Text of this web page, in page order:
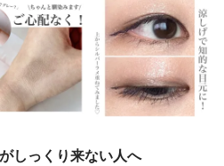
しっくり来ない人へ